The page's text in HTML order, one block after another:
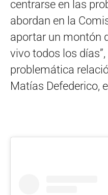
centrarse en las
abordan en la
aportar un montón
vivo todos los
problemática
Matías Defederico,